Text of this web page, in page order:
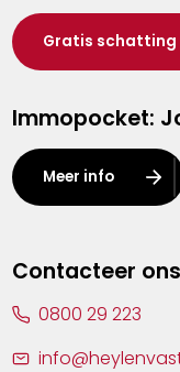
Heist-op-den-Berg
Herentals
Kalmthout
Leuven
Lier
Gratis schatting
Immopocket:
Meer info
Contacteer ons
0800 29 223